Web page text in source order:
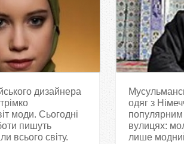
дизайнера
моди. Сьогодні
пишуть
всього світу.
одяг з
популярним
вулицях:
лише